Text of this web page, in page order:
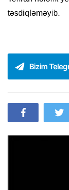
təsdiqləməyib.
Bizim